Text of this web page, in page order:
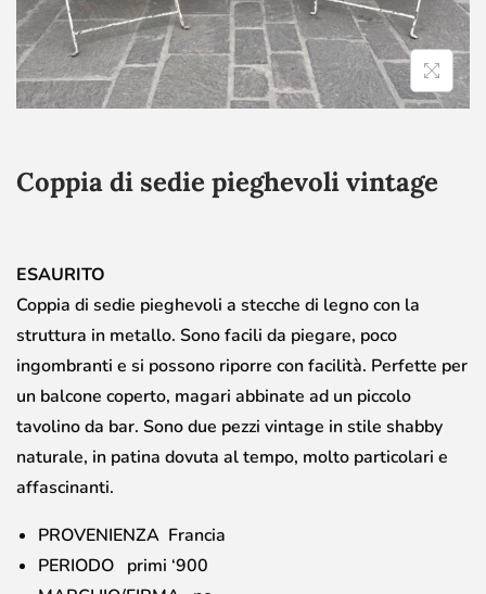
Coppia di sedie pieghevoli vintage
ESAURITO
Coppia di sedie pieghevoli a stecche di legno con la
struttura in metallo. Sono facili da piegare, poco
ingombranti e si possono riporre con facilità. Perfette per
un balcone coperto, magari abbinate ad un piccolo
tavolino da bar. Sono due pezzi vintage in stile shabby
naturale, in patina dovuta al tempo, molto particolari e
affascinanti.
PROVENIENZA Francia
PERIODO primi ‘900